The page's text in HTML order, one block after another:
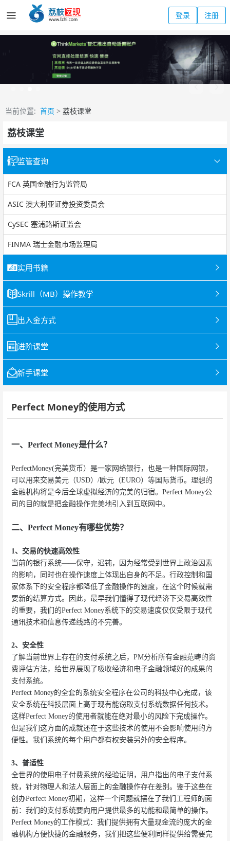
登录 注册
当前位置: 首页 > 荔枝课堂
荔枝课堂
监管查询
FCA 英国金融行为监管局
ASIC 澳大利亚证券投资委员会
CySEC 塞浦路斯证监会
FINMA 瑞士金融市场监理局
实用书籍
Skrill（MB）操作教学
出入金方式
进阶课堂
新手课堂
Perfect Money的使用方式
一、Perfect Money是什么？
PerfectMoney(完美货币）是一家网络银行，也是一种国际网银，
可以用来交易美元（USD）/欧元（EURO）等国际货币。理想的
金融机构将是今后全球虚拟经济的完美的归宿。Perfect Money公
司的目的就是把金融操作完美地引入到互联网中。
二、Perfect Money有哪些优势？
1、交易的快速高效性
当前的银行系统——保守，迟钝，因为经常受到世界上政治因素
的影响，同时也在操作速度上体现出自身的不足。行政控制和国
家体系下的安全程序都降低了金融操作的速度，在这个时候就需
要新的结算方式。因此，最早我们懂得了现代经济下交易高效性
的重要，我们的Perfect Money系统下的交易速度仅仅受限于现代
通讯技术和信息传递线路的不完善。
2、安全性
了解当前世界上存在的支付系统之后，PM分析所有金融范畴的资
费评估方法，给世界展现了吸收经济和电子金融领域好的成果的
支付系统。
Perfect Money的全套的系统安全程序在公司的科技中心完成，该
安全系统在科技层面上高于现有能窃取支付系统数据任何技术。
这样Perfect Money的使用者就能在绝对最小的风险下完成操作。
但是我们这方面的成就还在于这些技术的使用不会影响使用的方
便性。我们系统的每个用户都有权安装另外的安全程序。
3、普适性
全世界的使用电子付费系统的经验证明，用户指出的电子支付系
统，针对物理人和法人层面上的金融操作存在差别。鉴于这些在
创办Perfect Money初期，这样一个问题就摆在了我们工程师的面
前：我们的支付系统要向用户提供最多的功能和最简单的操作。
Perfect Money的工作模式：我们提供拥有大量现金流的庞大的金
融机构方便快捷的金融服务，我们把这些便利同样提供给需要完